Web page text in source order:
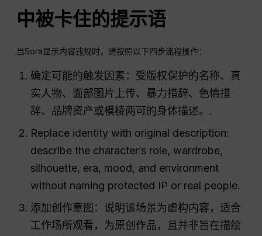
中被卡住的提示语
当Sora显示内容违规时，请按照以下四步流程操作：
确定可能的触发因素：受版权保护的名称、真
实人物、面部图片上传、暴力措辞、色情措
辞、品牌资产或模棱两可的身体描述。.
Replace identity with original description:
describe the character’s role, wardrobe,
silhouette, era, mood, and environment
without naming protected IP or real people.
添加创作意图：说明该场景为虚构内容，适合
工作场所观看，为原创作品，且并非旨在描绘